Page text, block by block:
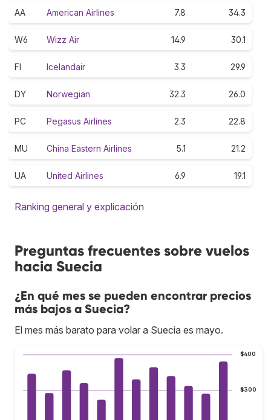
AA American Airlines 7.8 34.3
W6 Wizz Air 14.9 30.1
FI Icelandair 3.3 29.9
DY Norwegian 32.3 26.0
PC Pegasus Airlines 2.3 22.8
MU China Eastern Airlines 5.1 21.2
UA United Airlines 6.9 19.1
Ranking general y explicación
Preguntas frecuentes sobre vuelos
hacia Suecia
¿En qué mes se pueden encontrar precios
más bajos a Suecia?
El mes más barato para volar a Suecia es mayo.
$300
$400